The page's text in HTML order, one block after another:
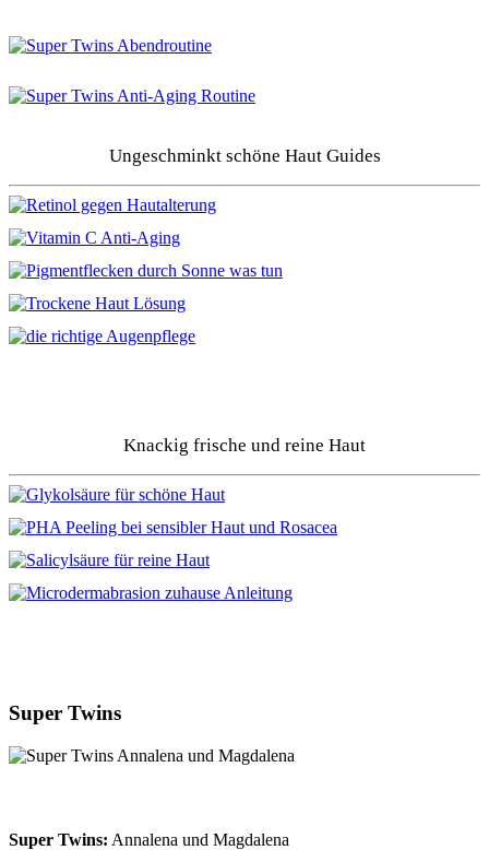
Ungeschminkt schöne Haut Guides
Knackig frische und reine Haut
Super Twins
Super Twins: Annalena und Magdalena